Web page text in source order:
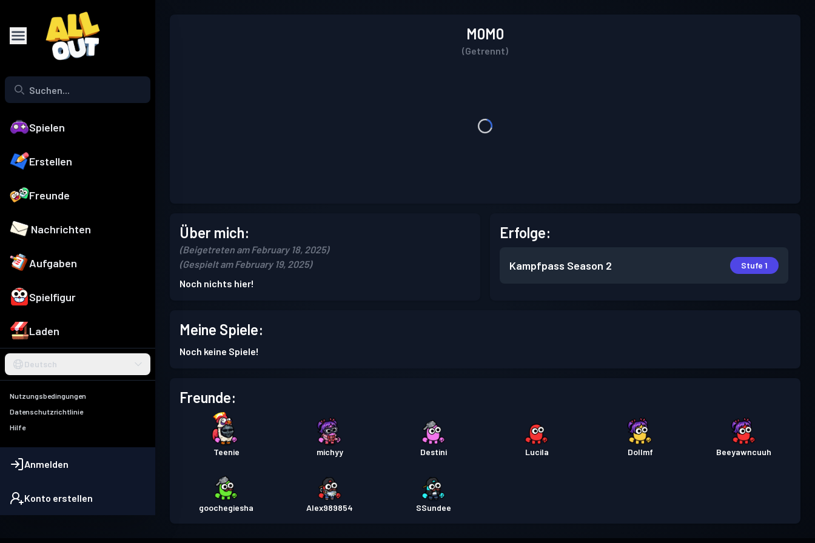
Spielen
Erstellen
Freunde
Nachrichten
Aufgaben
Spielfigur
Laden
Deutsch
Nutzungsbedingungen
Datenschutzrichtlinie
Hilfe
Anmelden
Konto erstellen
M0M0
(Getrennt)
Über mich:
(Beigetreten am February 18, 2025)
(Gespielt am February 19, 2025)
Noch nichts hier!
Erfolge:
Kampfpass Season 2 Stufe 1
Meine Spiele:
Noch keine Spiele!
Freunde:
Teenie michyy Destini Lucila Dollmf Beeyawncuuh
goochegiesha Alex989854 SSundee